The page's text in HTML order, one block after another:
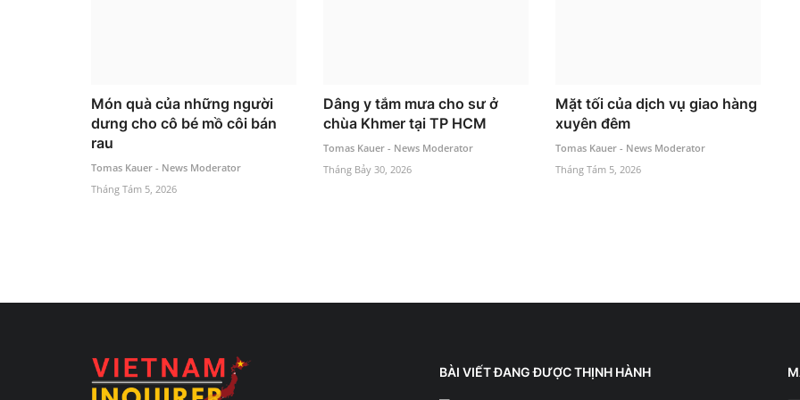
Món quà của những người
dưng cho cô bé mồ côi bán
rau
Tomas Kauer - News Moderator
Tháng Tám 5, 2026
Dâng y tắm mưa cho sư ở
chùa Khmer tại TP HCM
Tomas Kauer - News Moderator
Tháng Bảy 30, 2026
Mặt tối của dịch vụ giao hàng
xuyên đêm
Tomas Kauer - News Moderator
Tháng Tám 5, 2026
BÀI VIẾT ĐANG ĐƯỢC THỊNH HÀNH